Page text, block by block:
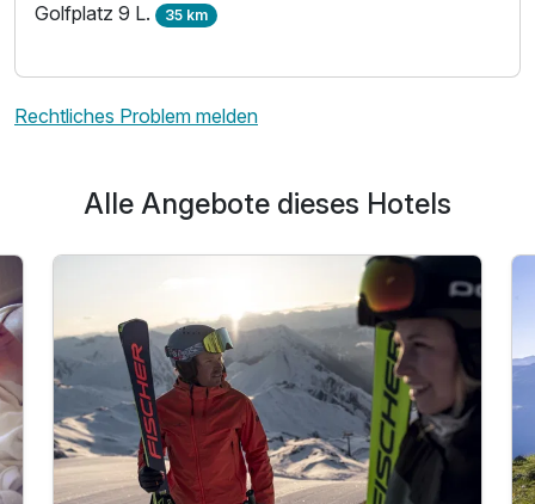
Golfplatz 9 L. 35 km
Rechtliches Problem melden
Alle Angebote dieses Hotels